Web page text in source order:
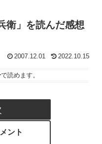
衛」を読んだ感想
2007.12.01 2022.10.15
で読めます。
ント